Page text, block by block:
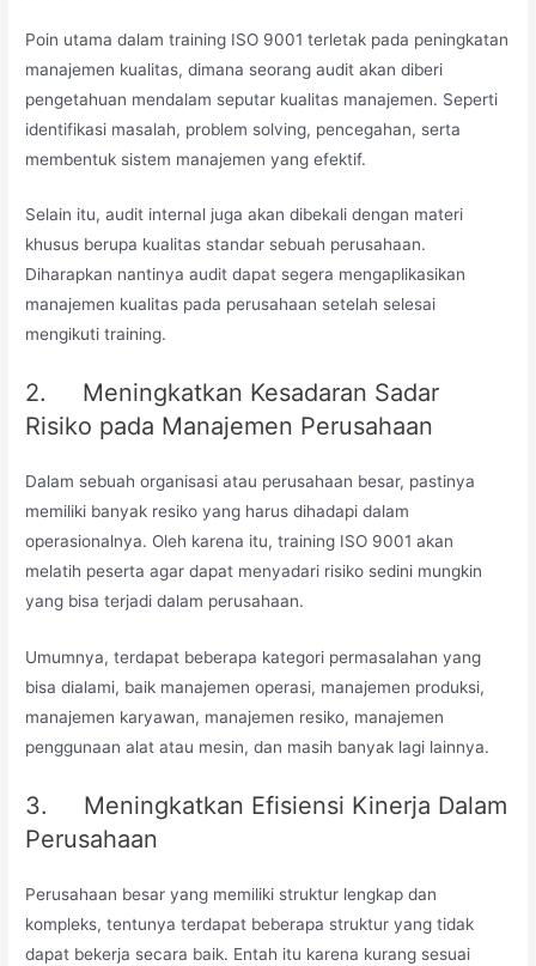
Poin utama dalam training ISO 9001 terletak pada peningkatan
manajemen kualitas, dimana seorang audit akan diberi
pengetahuan mendalam seputar kualitas manajemen. Seperti
identifikasi masalah, problem solving, pencegahan, serta
membentuk sistem manajemen yang efektif.
Selain itu, audit internal juga akan dibekali dengan materi
khusus berupa kualitas standar sebuah perusahaan.
Diharapkan nantinya audit dapat segera mengaplikasikan
manajemen kualitas pada perusahaan setelah selesai
mengikuti training.
2. Meningkatkan Kesadaran Sadar
Risiko pada Manajemen Perusahaan
Dalam sebuah organisasi atau perusahaan besar, pastinya
memiliki banyak resiko yang harus dihadapi dalam
operasionalnya. Oleh karena itu, training ISO 9001 akan
melatih peserta agar dapat menyadari risiko sedini mungkin
yang bisa terjadi dalam perusahaan.
Umumnya, terdapat beberapa kategori permasalahan yang
bisa dialami, baik manajemen operasi, manajemen produksi,
manajemen karyawan, manajemen resiko, manajemen
penggunaan alat atau mesin, dan masih banyak lagi lainnya.
3. Meningkatkan Efisiensi Kinerja Dalam
Perusahaan
Perusahaan besar yang memiliki struktur lengkap dan
kompleks, tentunya terdapat beberapa struktur yang tidak
dapat bekerja secara baik. Entah itu karena kurang sesuai